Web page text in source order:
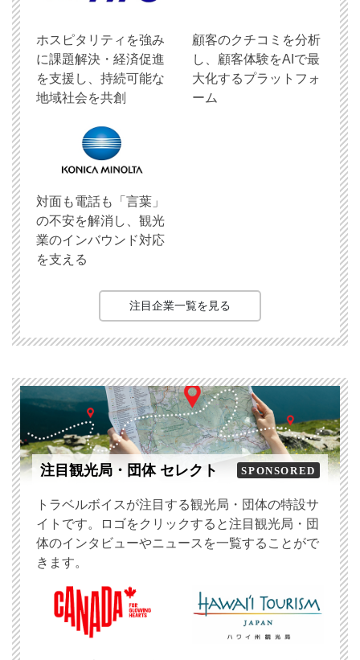
ホスピタリティを強み
に課題解決・経済促進
を支援し、持続可能な
地域社会を共創
顧客のクチコミを分析
し、顧客体験をAIで最
大化するプラットフォ
ーム
対面も電話も「言葉」
の不安を解消し、観光
業のインバウンド対応
を支える
注目企業一覧を見る
注目観光局・団体 セレクト SPONSORED
トラベルボイスが注目する観光局・団体の特設サ
イトです。ロゴをクリックすると注目観光局・団
体のインタビューやニュースを一覧することがで
きます。